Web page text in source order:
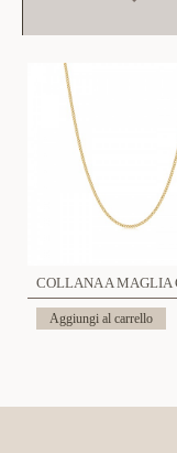
Aggiungi al carrello